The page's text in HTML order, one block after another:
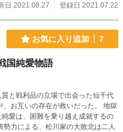
日 2021.08.27
登録日 2021.07.22
お気に入り追加 7
国純愛物語
と戦利品の立場で出会った仙千代
、お互いの存在が救いだった。 地獄
愛は、困難を乗り越え成就するの
力による、松川家の大敗北は二人